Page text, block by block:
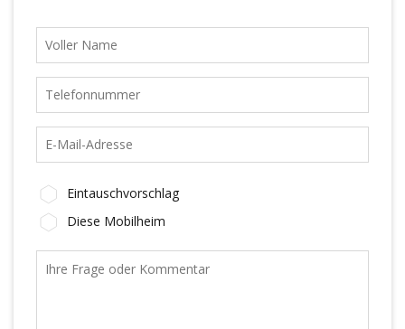
Eintauschvorschlag
Diese Mobilheim